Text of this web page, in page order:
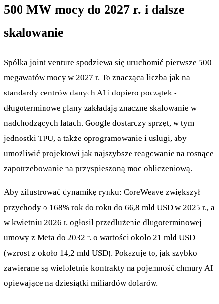
500 MW mocy do 2027 r. i dalsze
skalowanie
Spółka joint venture spodziewa się uruchomić pierwsze 500
megawatów mocy w 2027 r. To znacząca liczba jak na
standardy centrów danych AI i dopiero początek -
długoterminowe plany zakładają znaczne skalowanie w
nadchodzących latach. Google dostarczy sprzęt, w tym
jednostki TPU, a także oprogramowanie i usługi, aby
umożliwić projektowi jak najszybsze reagowanie na rosnące
zapotrzebowanie na przyspieszoną moc obliczeniową.
Aby zilustrować dynamikę rynku: CoreWeave zwiększył
przychody o 168% rok do roku do 66,8 mld USD w 2025 r., a
w kwietniu 2026 r. ogłosił przedłużenie długoterminowej
umowy z Meta do 2032 r. o wartości około 21 mld USD
(wzrost z około 14,2 mld USD). Pokazuje to, jak szybko
zawierane są wieloletnie kontrakty na pojemność chmury AI
opiewające na dziesiątki miliardów dolarów.